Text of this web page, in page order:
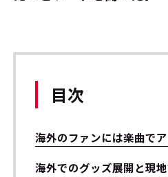
目次
海外のファンには楽曲で
海外でのグッズ展開と現